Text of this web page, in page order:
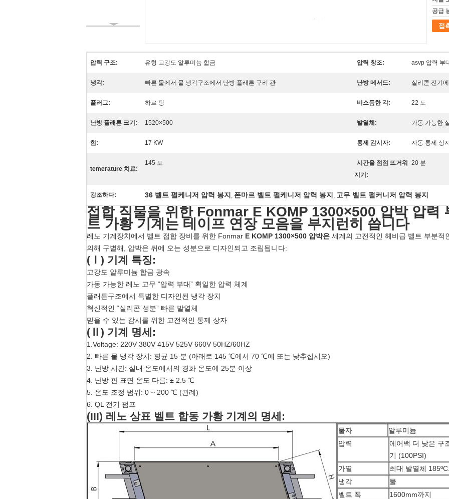
공급
접
압력 구조: 유형 고강도 알루미늄 합금 압력 창조: asvp 압력 부
냉각: 빠른 물에서 물 냉각구조에서 난방 플래튼 구리 관 난방 메서드: 실리콘 전기
플러그: 하르 팅 비스듬한 각: 22 도
난방 플래튼 크기: 1520×500 발열체: 가동 가능한
힘: 17 KW 통제 감시자: 자동 통제 상
temerature 치료:
145 도
시간을 점점 뜨거워
지기:
20 분
강조하다: 36 벨트 펄케니저 압력 봉지 , 폰마르 벨트 펄케니저 압력 봉지 , 고무 벨트 펄커니저 압력 봉지
접합 직물을 위한 Fonmar E KOMP 1300×500 압박 압력
트 가황 기계는 테이프 연장 모음을 부지런히 씁니다
레노 기계장치에서 벨트 접합 장비를 위한 Fonmar E KOMP 1300×500 압박은 세계의 고전적인 헤비급 벨트 부분적
의해 구별해, 압박은 뒤에 오는 성분으로 디자인되고 조립됩니다:
(Ⅰ) 기계 특징:
고강도 알루미늄 합금 광속
가동 가능한 레노 고무 “압력 부대” 획일한 압력 체계
플래튼구조에서 특별한 디자인된 냉각 장치
혁신적인 “실리콘 성분” 빠른 발열체
믿을 수 있는 감시를 위한 고전적인 통제 상자
(Ⅱ) 기계 명세:
1.Voltage: 220V 380V 415V 525V 660V 50HZ/60HZ
2. 빠른 물 냉각 장치: 평균 15 분 (아래로 145 ℃에서 70 ℃에 또는 낮추십시오)
3. 난방 시간: 실내 온도에서의 경화 온도에 25분 이상
4. 난방 판 표면 온도 다름: ± 2.5 ℃
5. 온도 조정 범위: 0 ~ 200 ℃ (관례)
6. QL 전기 펌프
(III) 레노 상표 벨트 합동 가황 기계의 명세:
물자
알루미늄
압력
에어백 더 낮은 구
기 (100PSI)
가열
최대 발열체 185ºC.
냉각
물
벨트 폭
1600mm까지